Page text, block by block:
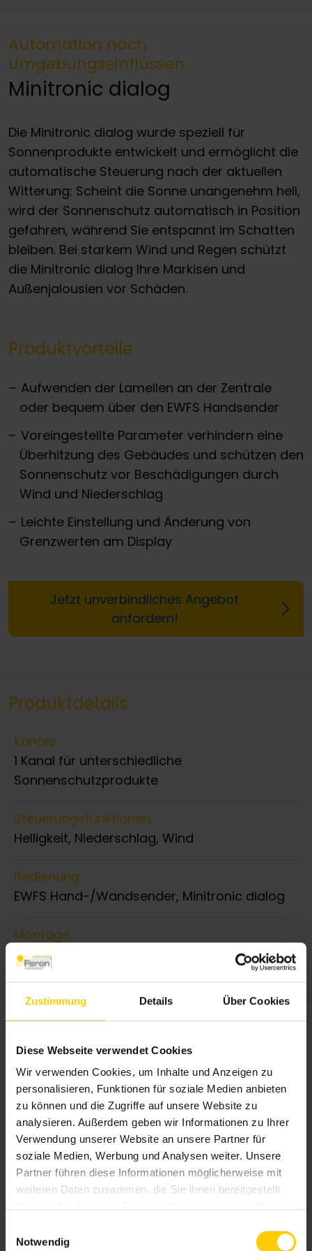
Zustimmung Details Über Cookies
Diese Webseite verwendet Cookies
Wir verwenden Cookies, um Inhalte und Anzeigen zu
personalisieren, Funktionen für soziale Medien anbieten
zu können und die Zugriffe auf unsere Website zu
analysieren. Außerdem geben wir Informationen zu Ihrer
Verwendung unserer Website an unsere Partner für
soziale Medien, Werbung und Analysen weiter. Unsere
Partner führen diese Informationen möglicherweise mit
weiteren Daten zusammen, die Sie ihnen bereitgestellt
Notwendig
Automation nach
Umgebungseinflüssen
Minitronic dialog
Die Minitronic dialog wurde speziell für
Sonnenprodukte entwickelt und ermöglicht die
automatische Steuerung nach der aktuellen
Witterung: Scheint die Sonne unangenehm hell,
wird der Sonnenschutz automatisch in Position
gefahren, während Sie entspannt im Schatten
bleiben. Bei starkem Wind und Regen schützt
die Minitronic dialog Ihre Markisen und
Außenjalousien vor Schäden.
Produktvorteile
Aufwenden der Lamellen an der Zentrale
oder bequem über den EWFS Handsender
Voreingestellte Parameter verhindern eine
Überhitzung des Gebäudes und schützen den
Sonnenschutz vor Beschädigungen durch
Wind und Niederschlag
Leichte Einstellung und Änderung von
Grenzwerten am Display
Jetzt unverbindliches Angebot
anfordern!
Produktdetails
Kanäle
1 Kanal für unterschiedliche
Sonnenschutzprodukte
Steuerungsfunktionen
Helligkeit, Niederschlag, Wind
Bedienung
EWFS Hand-/Wandsender, Minitronic dialog
Montage
handelsübliche Schalterdose